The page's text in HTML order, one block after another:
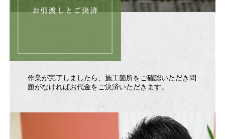
作業が完了しましたら、施工箇所をご確認いただき問
題がなければお代金をご決済いただきます。